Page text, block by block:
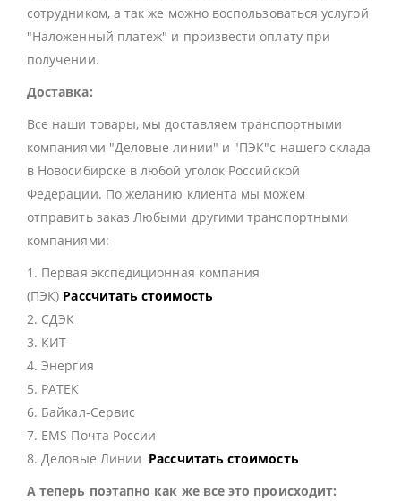
сотрудником, а так же можно воспользоваться услугой
"Наложенный платеж" и произвести оплату при
получении.
Доставка:
Все наши товары, мы доставляем транспортными
компаниями "Деловые линии" и "ПЭК"с нашего склада
в Новосибирске в любой уголок Российской
Федерации. По желанию клиента мы можем
отправить заказ Любыми другими транспортными
компаниями:
1. Первая экспедиционная компания
(ПЭК) Рассчитать стоимость
2. СДЭК
3. КИТ
4. Энергия
5. РАТЕК
6. Байкал-Сервис
7. EMS Почта России
8. Деловые Линии Рассчитать стоимость
А теперь поэтапно как же все это происходит: